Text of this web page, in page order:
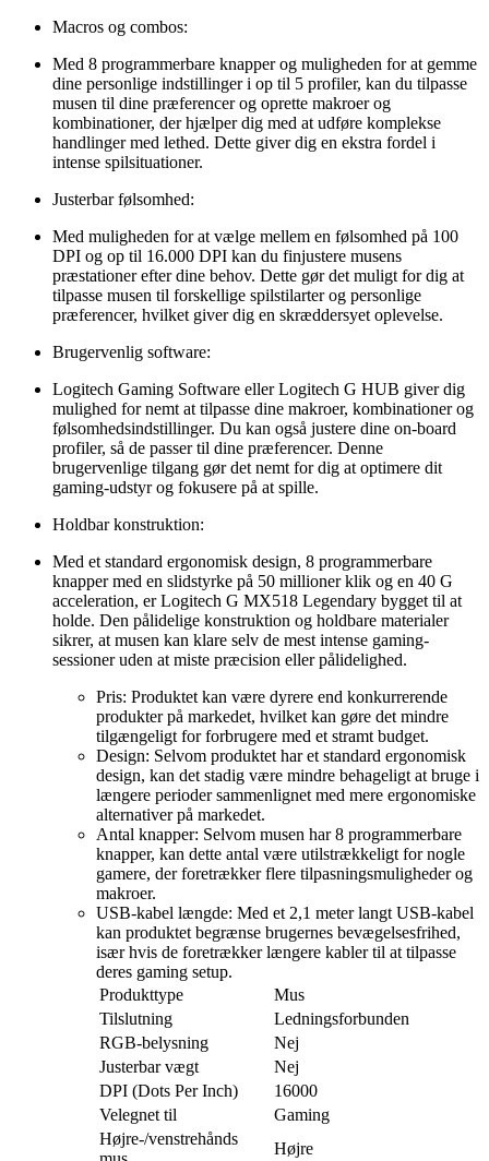
Macros og combos:
Med 8 programmerbare knapper og muligheden for at gemme
dine personlige indstillinger i op til 5 profiler, kan du tilpasse
musen til dine præferencer og oprette makroer og
kombinationer, der hjælper dig med at udføre komplekse
handlinger med lethed. Dette giver dig en ekstra fordel i
intense spilsituationer.
Justerbar følsomhed:
Med muligheden for at vælge mellem en følsomhed på 100
DPI og op til 16.000 DPI kan du finjustere musens
præstationer efter dine behov. Dette gør det muligt for dig at
tilpasse musen til forskellige spilstilarter og personlige
præferencer, hvilket giver dig en skræddersyet oplevelse.
Brugervenlig software:
Logitech Gaming Software eller Logitech G HUB giver dig
mulighed for nemt at tilpasse dine makroer, kombinationer og
følsomhedsindstillinger. Du kan også justere dine on-board
profiler, så de passer til dine præferencer. Denne
brugervenlige tilgang gør det nemt for dig at optimere dit
gaming-udstyr og fokusere på at spille.
Holdbar konstruktion:
Med et standard ergonomisk design, 8 programmerbare
knapper med en slidstyrke på 50 millioner klik og en 40 G
acceleration, er Logitech G MX518 Legendary bygget til at
holde. Den pålidelige konstruktion og holdbare materialer
sikrer, at musen kan klare selv de mest intense gaming-
sessioner uden at miste præcision eller pålidelighed.
Pris: Produktet kan være dyrere end konkurrerende
produkter på markedet, hvilket kan gøre det mindre
tilgængeligt for forbrugere med et stramt budget.
Design: Selvom produktet har et standard ergonomisk
design, kan det stadig være mindre behageligt at bruge i
længere perioder sammenlignet med mere ergonomiske
alternativer på markedet.
Antal knapper: Selvom musen har 8 programmerbare
knapper, kan dette antal være utilstrækkeligt for nogle
gamere, der foretrækker flere tilpasningsmuligheder og
makroer.
USB-kabel længde: Med et 2,1 meter langt USB-kabel
kan produktet begrænse brugernes bevægelsesfrihed,
især hvis de foretrækker længere kabler til at tilpasse
deres gaming setup.
Produkttype
Mus
Tilslutning
Ledningsforbunden
RGB-belysning
Nej
Justerbar vægt
Nej
DPI (Dots Per Inch)
16000
Velegnet til
Gaming
Højre-/venstrehånds
Højre